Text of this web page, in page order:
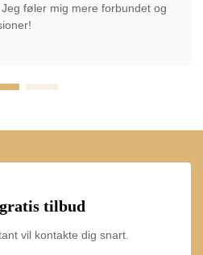
føler mig mere forbundet og
tilbud
vil kontakte dig snart.